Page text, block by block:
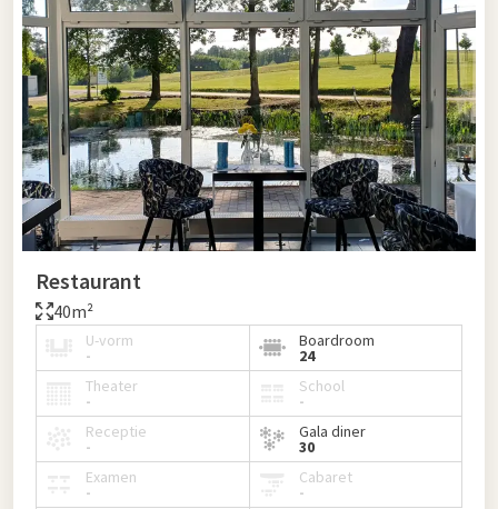
Restaurant
40m²
U-vorm
-
Boardroom
24
Theater
-
School
-
Receptie
-
Gala diner
30
Examen
-
Cabaret
-